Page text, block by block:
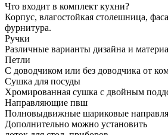
Что входит в комплект кухни?
Корпус, влагостойкая столешница,
фурнитура.
Ручки
Различные варианты дизайна и
Петли
С доводчиком или без доводчика от
Сушка для посуды
Хромированная сушка с двойным
Направляющие пвш
Полновыдвижные шариковые
Дополнительно можно установить